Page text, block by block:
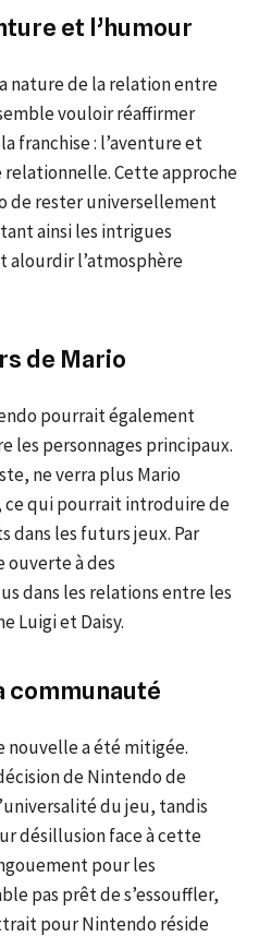
et l’humour
nature de la relation entre
vouloir réaffirmer
franchise : l’aventure et
relationnelle. Cette approche
de rester universellement
ainsi les intrigues
alourdir l’atmosphère
de Mario
pourrait également
les personnages principaux.
ne verra plus Mario
ce qui pourrait introduire de
dans les futurs jeux. Par
ouverte à des
dans les relations entre les
Luigi et Daisy.
communauté
nouvelle a été mitigée.
de Nintendo de
du jeu, tandis
désillusion face à cette
pour les
pas prêt de s’essouffler,
pour Nintendo réside